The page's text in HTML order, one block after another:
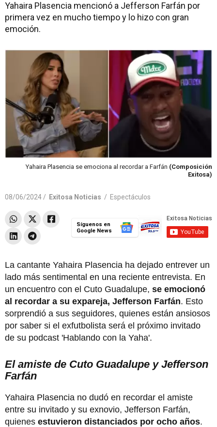
Yahaira Plasencia mencionó a Jefferson Farfán por
primera vez en mucho tiempo y lo hizo con gran
emoción.
Yahaira Plasencia se emociona al recordar a Farfán (Composición
Exitosa)
08/06/2024 / Exitosa Noticias / Espectáculos
Síguenos en
Google News
La cantante Yahaira Plasencia ha dejado entrever un
lado más sentimental en una reciente entrevista. En
un encuentro con el Cuto Guadalupe, se emocionó
al recordar a su expareja, Jefferson Farfán. Esto
sorprendió a sus seguidores, quienes están ansiosos
por saber si el exfutbolista será el próximo invitado
de su podcast 'Hablando con la Yaha'.
El amiste de Cuto Guadalupe y Jefferson
Farfán
Yahaira Plasencia no dudó en recordar el amiste
entre su invitado y su exnovio, Jefferson Farfán,
quienes estuvieron distanciados por ocho años.